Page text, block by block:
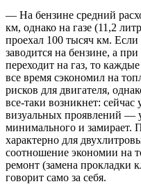
— На бензине средний
км, однако на газе (11,2
проехал 100 тысяч км. Если
заводится на бензине, а
переходит на газ, то
все время сэкономил на
рисков для двигателя,
все-таки возникнет:
визуальных проявлений —
минимального и замирает.
характерно для
соотношение экономии на
ремонт (замена прокладки
говорит само за себя.